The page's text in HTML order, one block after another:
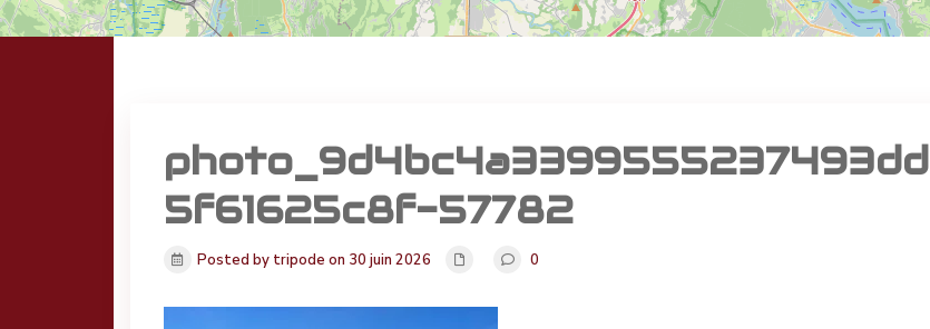
photo_9d4bc4a3399555237493dd
5f61625c8f-57782
Posted by tripode on 30 juin 2026 0